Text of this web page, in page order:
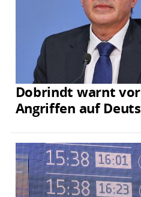
Dobrindt warnt
Angriffen auf